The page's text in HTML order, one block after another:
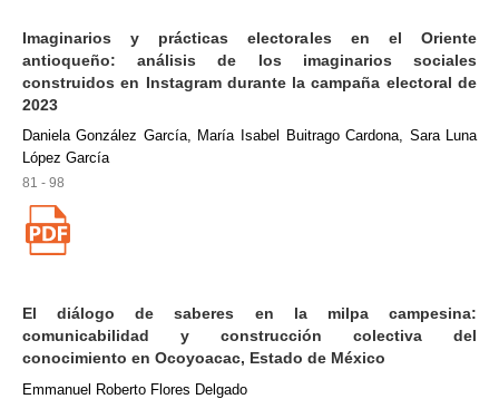
Imaginarios y prácticas electorales en el Oriente
antioqueño: análisis de los imaginarios sociales
construidos en Instagram durante la campaña electoral de
2023
Daniela González García, María Isabel Buitrago Cardona, Sara Luna
López García
81 - 98
El diálogo de saberes en la milpa campesina:
comunicabilidad y construcción colectiva del
conocimiento en Ocoyoacac, Estado de México
Emmanuel Roberto Flores Delgado